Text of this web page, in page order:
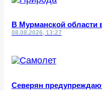
В Мурманской области
08.08.2026, 13:27
Северян